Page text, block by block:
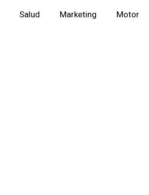
Salud Marketing Motor